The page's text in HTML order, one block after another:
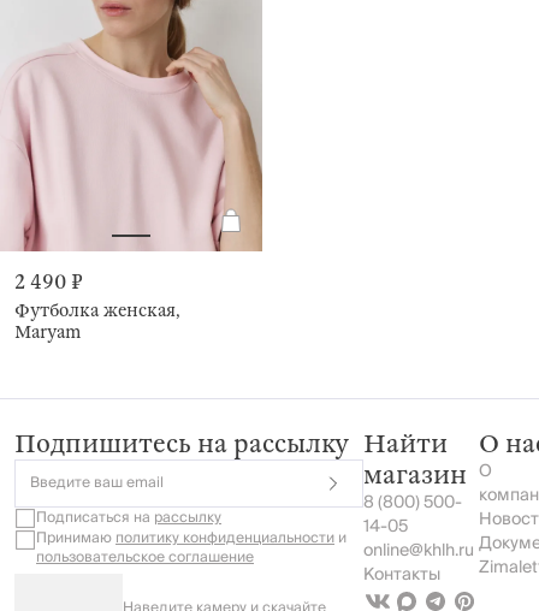
2 490 ₽
Футболка женская,
Maryam
Подпишитесь на рассылку
Введите ваш email
Подписаться на рассылку
Принимаюполитику конфиденциальностии
пользовательское соглашение
Найти
магазин
8 (800) 500-
14-05
online@khlh.ru
Контакты
О
О